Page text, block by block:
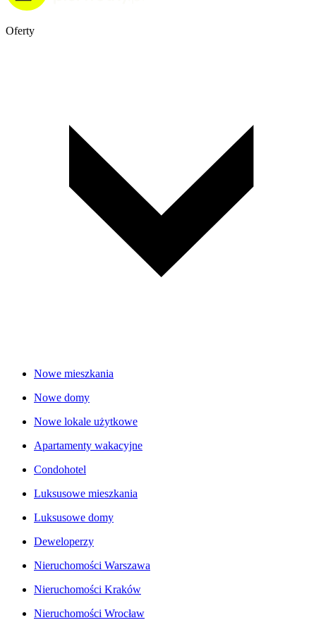
Oferty
Nowe mieszkania
Nowe domy
Nowe lokale użytkowe
Apartamenty wakacyjne
Condohotel
Luksusowe mieszkania
Luksusowe domy
Deweloperzy
Nieruchomości Warszawa
Nieruchomości Kraków
Nieruchomości Wrocław